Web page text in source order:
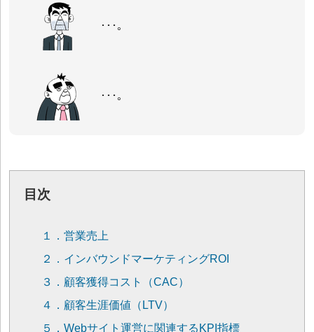
･･･。
･･･。
目次
１．営業売上
２．インバウンドマーケティングROI
３．顧客獲得コスト（CAC）
４．顧客生涯価値（LTV）
５．Webサイト運営に関連するKPI指標